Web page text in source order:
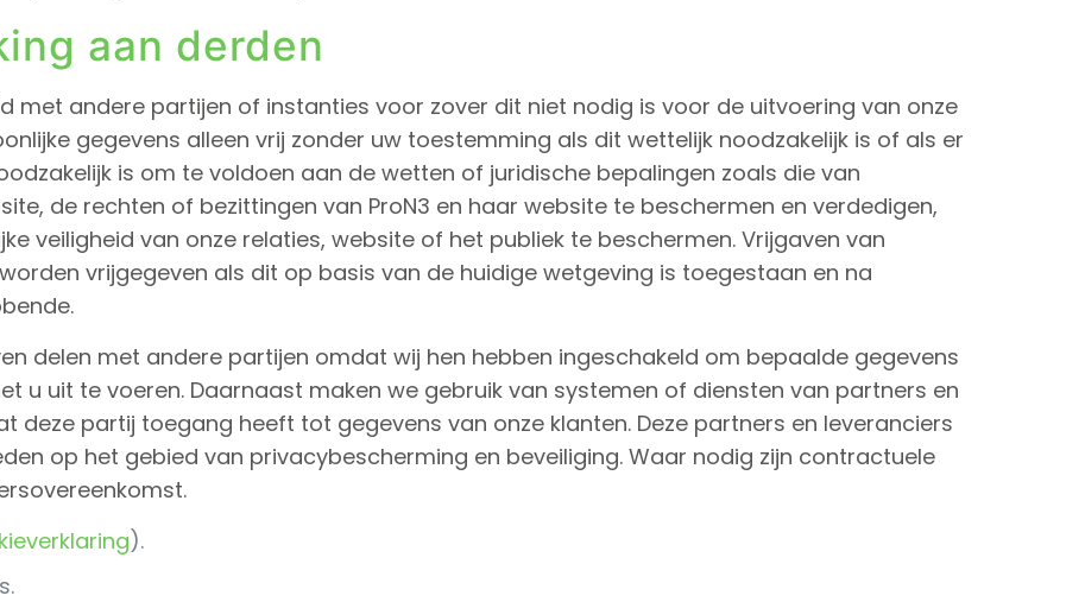
aan derden
met andere partijen of instanties voor zover dit niet nodig is voor de uitvoering van onze
gegevens alleen vrij zonder uw toestemming als dit wettelijk noodzakelijk is of als er
is om te voldoen aan de wetten of juridische bepalingen zoals die van
de rechten of bezittingen van ProN3 en haar website te beschermen en verdedigen,
veiligheid van onze relaties, website of het publiek te beschermen. Vrijgaven van
vrijgegeven als dit op basis van de huidige wetgeving is toegestaan en na
delen met andere partijen omdat wij hen hebben ingeschakeld om bepaalde gegevens
u uit te voeren. Daarnaast maken we gebruik van systemen of diensten van partners en
deze partij toegang heeft tot gegevens van onze klanten. Deze partners en leveranciers
op het gebied van privacybescherming en beveiliging. Waar nodig zijn contractuele
).